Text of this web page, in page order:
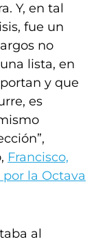
Y, en tal
fue un
no
lista, en
y que
es
Francisco,
la Octava
al